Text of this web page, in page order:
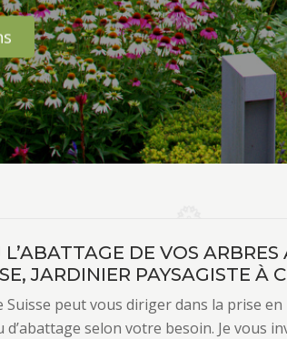
L’ABATTAGE DE VOS
JARDINIER PAYSAGISTE À
Suisse peut vous diriger dans la prise
d’abattage selon votre besoin. Je vous